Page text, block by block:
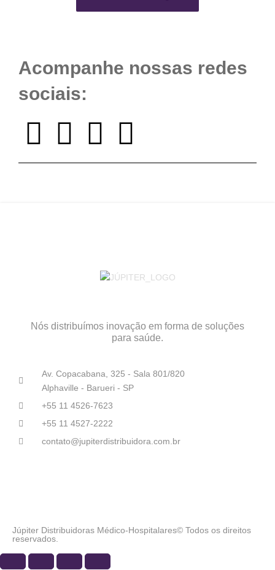
Acompanhe nossas redes
sociais:
Nós distribuímos inovação em forma de soluções
para saúde.
Av. Copacabana, 325 - Sala 801/820
Alphaville - Barueri - SP
+55 11 4526-7623
+55 11 4527-2222
contato@jupiterdistribuidora.com.br
Júpiter Distribuidoras Médico-Hospitalares© Todos os direitos
reservados.